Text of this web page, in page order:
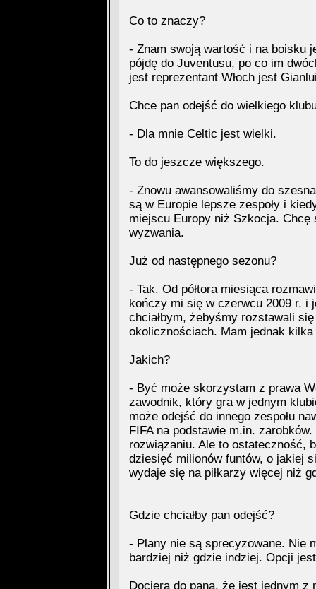
Co to znaczy?
- Znam swoją wartość i na boisku
pójdę do Juventusu, po co im
jest reprezentant Włoch jest
Chce pan odejść do wielkiego
- Dla mnie Celtic jest wielki.
To do jeszcze większego.
- Znowu awansowaliśmy do
są w Europie lepsze zespoły i
miejscu Europy niż Szkocja. Chcę
wyzwania.
Już od następnego sezonu?
- Tak. Od półtora miesiąca
kończy mi się w czerwcu 2009 r. i
chciałbym, żebyśmy rozstawali
okolicznościach. Mam jednak kilka
Jakich?
- Być może skorzystam z prawa
zawodnik, który gra w jednym
może odejść do innego zespołu
FIFA na podstawie m.in.
rozwiązaniu. Ale to ostateczność,
dziesięć milionów funtów, o jakiej
wydaje się na piłkarzy więcej niż
Gdzie chciałby pan odejść?
- Plany nie są sprecyzowane. Nie
bardziej niż gdzie indziej. Opcji
Dociera do pana, że jest jednym z